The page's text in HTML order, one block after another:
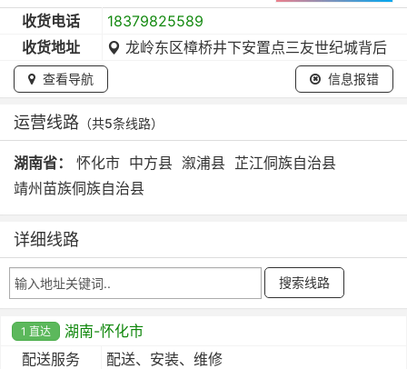
收货电话
18379825589
收货地址
龙岭东区樟桥井下安置点三友世纪城背后
查看导航 信息报错
运营线路 （共5条线路）
湖南省： 怀化市 中方县 溆浦县 芷江侗族自治县
靖州苗族侗族自治县
详细线路
1 直达
湖南-怀化市
配送服务
配送、安装、维修